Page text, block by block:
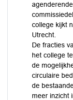
college kijkt
Utrecht.
De fracties
het college
de
circulaire
de
meer inzicht